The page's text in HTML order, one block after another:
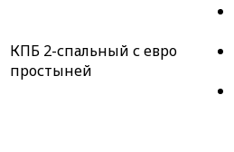
КПБ 2-спальный с евро
простыней